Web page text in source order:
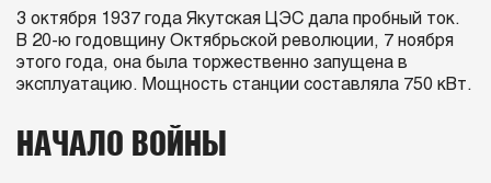
3 октября 1937 года Якутская ЦЭС дала пробный ток.
В 20-ю годовщину Октябрьской революции, 7 ноября
этого года, она была торжественно запущена в
эксплуатацию. Мощность станции составляла 750 кВт.
НАЧАЛО ВОЙНЫ